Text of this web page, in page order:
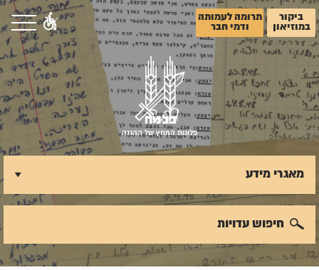
ביקור
במוזיאון
תרומה לעמותה
ודמי חבר
פלוגות המחץ של ההגנה
מאגרי מידע
חיפוש עדויות